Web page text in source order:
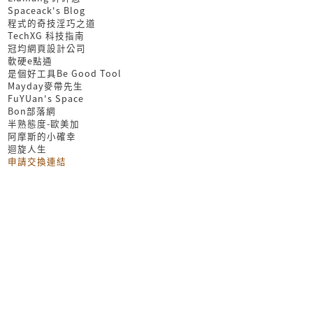
Spaceack's Blog
程式的奇技淫巧之道
TechXG 科技指南
冠均網頁設計公司
軟硬e點通
是個好工具Be Good Tool
Mayday麥帶先生
FuYUan's Space
Bon部落網
半熟態度-歐美加
阿摩斯的小確幸
迴旋人生
申請交換連結